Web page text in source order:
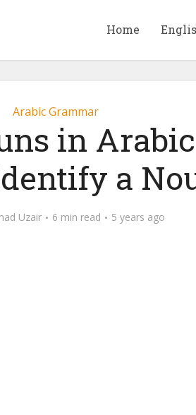
Home
Arabic Grammar
in
a
Uzair 6 min read 5 years ago